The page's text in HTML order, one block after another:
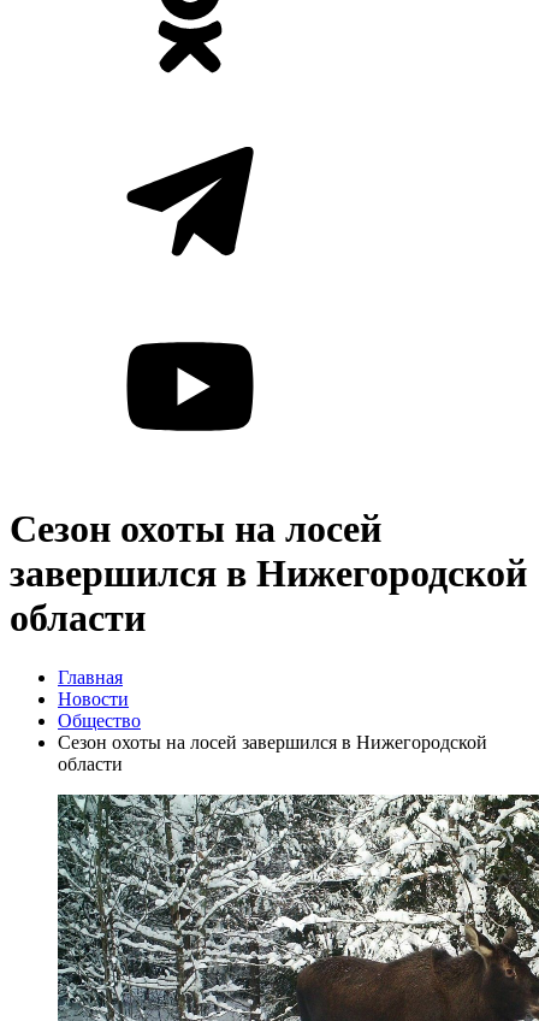
Сезон охоты на лосей
завершился в Нижегородской
области
Главная
Новости
Общество
Сезон охоты на лосей завершился в Нижегородской
области